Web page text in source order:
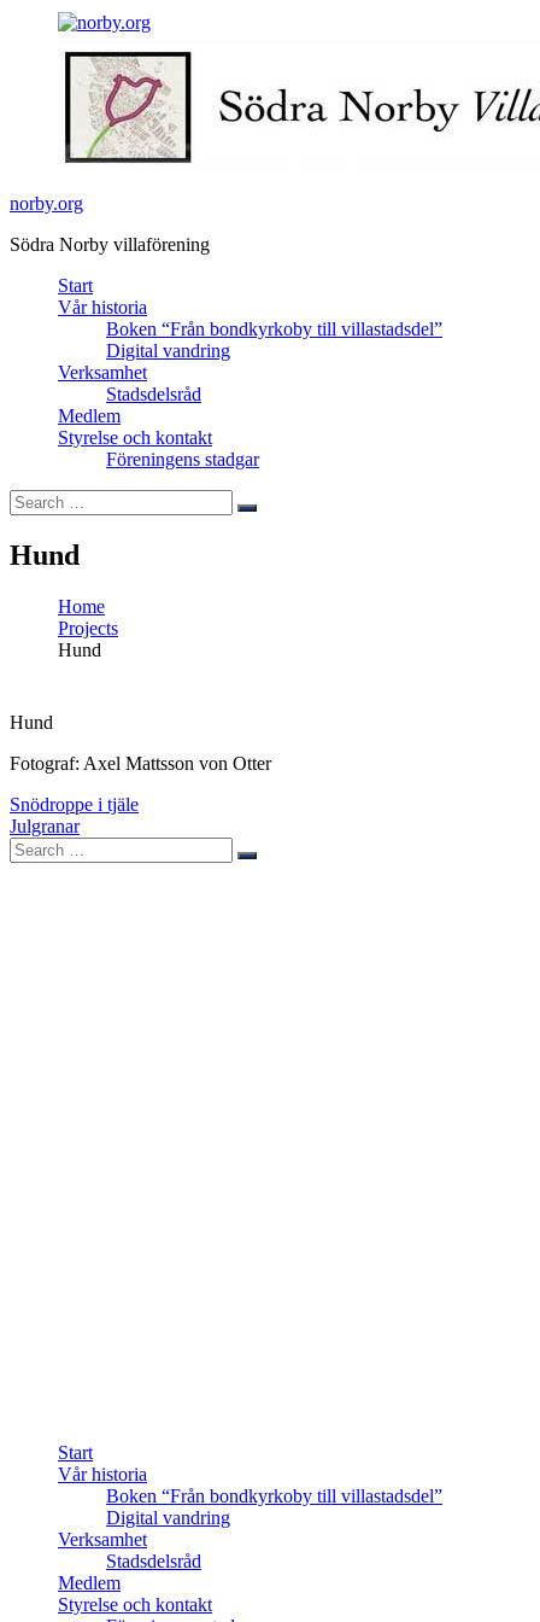
facebook
norby.org
Södra Norby villaförening
Start
Vår historia
Boken “Från bondkyrkoby till villastadsdel”
Digital vandring
Verksamhet
Stadsdelsråd
Medlem
Styrelse och kontakt
Föreningens stadgar
Search
for:
Search
Hund
Home
Projects
Hund
Hund
Fotograf: Axel Mattsson von Otter
Post
navigation
Snödroppe i tjäle
Julgranar
Search
for:
Search
Start
Vår historia
Boken “Från bondkyrkoby till villastadsdel”
Digital vandring
Verksamhet
Stadsdelsråd
Medlem
Styrelse och kontakt